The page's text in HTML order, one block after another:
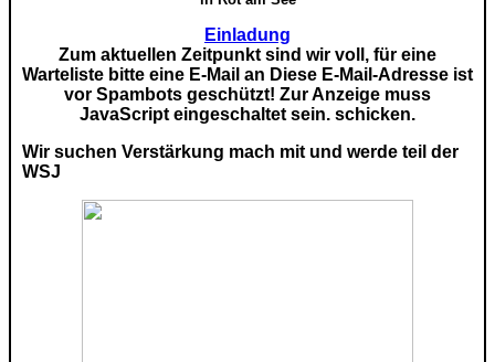
Einladung
Zum aktuellen Zeitpunkt sind wir voll, für eine
Warteliste bitte eine E-Mail an Diese E-Mail-Adresse ist
vor Spambots geschützt! Zur Anzeige muss
JavaScript eingeschaltet sein. schicken.
Wir suchen Verstärkung mach mit und werde teil der
WSJ